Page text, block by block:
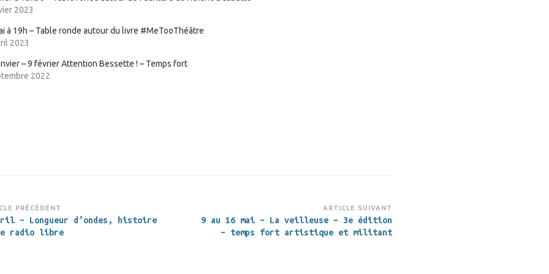
2023
à 19h – Table ronde autour du livre #MeTooThéâtre
2023
– 9 février Attention Bessette ! – Temps fort
2022
PRÉCÉDENT
– Longueur d’ondes, histoire
radio libre
ARTICLE SUIVANT
9 au 16 mai – La veilleuse – 3e édition
– temps fort artistique et militant